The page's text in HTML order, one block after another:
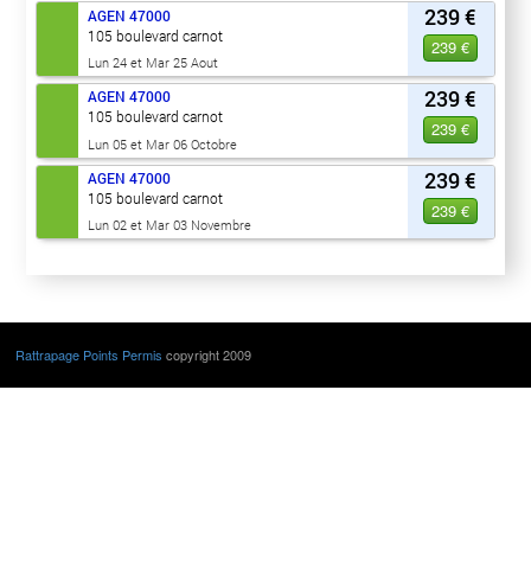
239 €
239 €
AGEN 47000
105 boulevard carnot
Lun 24 et Mar 25 Aout
239 €
239 €
AGEN 47000
105 boulevard carnot
Lun 05 et Mar 06 Octobre
239 €
239 €
AGEN 47000
105 boulevard carnot
Lun 02 et Mar 03 Novembre
Rattrapage Points Permis copyright 2009